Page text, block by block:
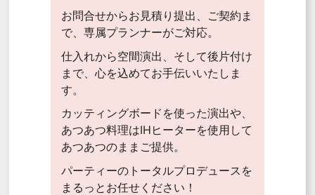
お問合せからお見積り提出、ご契約ま
で、専属プランナーがご対応。
仕入れから空間演出、そして後片付け
まで、心を込めてお手伝いいたしま
す。
カッティングボードを使った演出や、
あつあつ料理はIHヒーターを使用して
あつあつのままご提供。
パーティーのトータルプロデュースを
まるっとお任せください！